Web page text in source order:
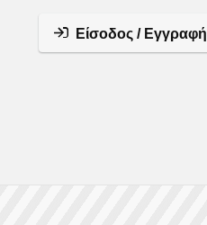
Είσοδος / Εγγραφή